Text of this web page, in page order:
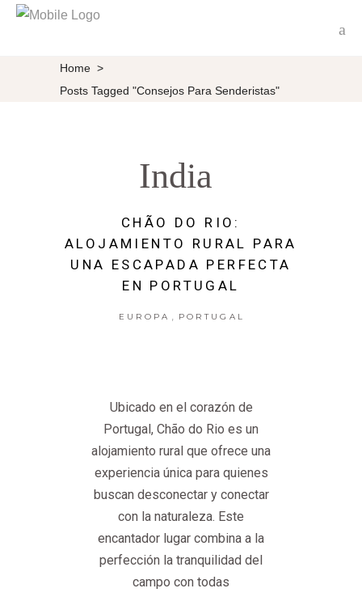
Home >
Posts Tagged "consejos Para Senderistas"
India
CHÃO DO RIO:
ALOJAMIENTO RURAL PARA
UNA ESCAPADA PERFECTA
EN PORTUGAL
EUROPA PORTUGAL
Ubicado en el corazón de
Portugal, Chão do Rio es un
alojamiento rural que ofrece una
experiencia única para quienes
buscan desconectar y conectar
con la naturaleza. Este
encantador lugar combina a la
perfección la tranquilidad del
campo con todas